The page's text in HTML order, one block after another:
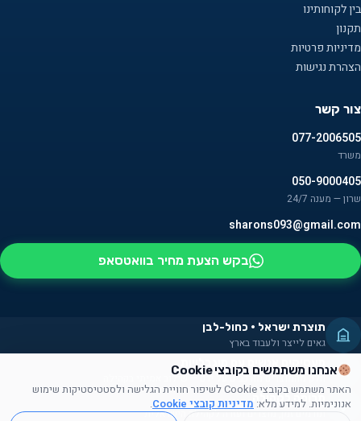
בין לקוחותינו
תקנון
מדיניות פרטיות
הצהרת נגישות
צור קשר
077-2006505
משרד
050-9000405
שרון — מענה 24/7
sharons093@gmail.com
בקש הצעת מחיר בוואטסאפ
תוצרת ישראל · כחול-לבן
גאים לייצר ולעבוד בארץ
מעסיקים אנשים עם מוגבלויות
חלק מהמוצרים מורכבים על ידם — שילוב אמיתי בקהילה
תרומה לקהילה
תורמים זמן, מוצרים ועזרה לקהילה הישראלית
אנחנו משתמשים בקובצי Cookie
האתר משתמש בקובצי Cookie לשיפור חוויית הגלישה ולסטטיסטיקות שימוש
אנונימיות. למידע מלא: מדיניות קובצי Cookie
.